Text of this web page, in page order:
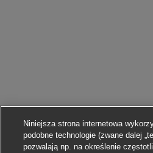
Niniejsza strona internetowa
podobne technologie (zwane dalej
pozwalają np. na określenie